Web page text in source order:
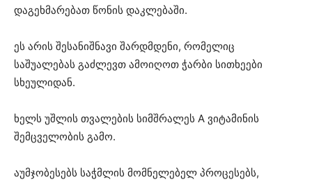
დაგეხმარებათ წონის დაკლებაში.
ეს არის შესანიშნავი შარდმდენი, რომელიც
საშუალებას გაძლევთ ამოიღოთ ჭარბი სითხეები
სხეულიდან.
ხელს უშლის თვალების სიმშრალეს A ვიტამინის
შემცველობის გამო.
აუმჯობესებს საჭმლის მომნელებელ პროცესებს,